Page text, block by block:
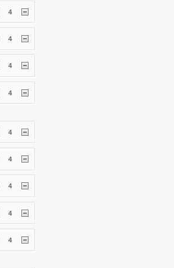
4
4
4
4
4
4
4
4
4